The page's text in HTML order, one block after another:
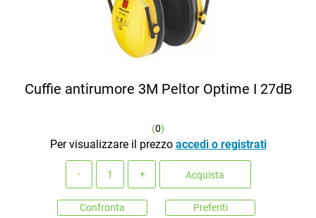
Cuffie antirumore 3M Peltor Optime I 27dB
(0)
Per visualizzare il prezzo accedi o registrati
Acquista
Confronta Preferiti